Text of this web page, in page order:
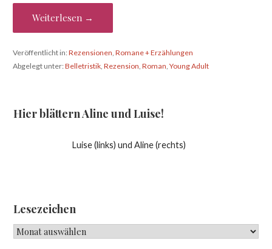
Weiterlesen →
Veröffentlicht in:Rezensionen Romane + Erzählungen
Abgelegt unter:Belletristik, Rezension Roman Young Adult
Hier blättern Aline und Luise!
Luise (links) und Aline (rechts)
Lesezeichen
Lesezeichen